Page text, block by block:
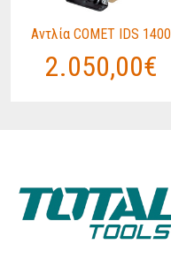
Αντλία COMET IDS 1400
2.050,00€